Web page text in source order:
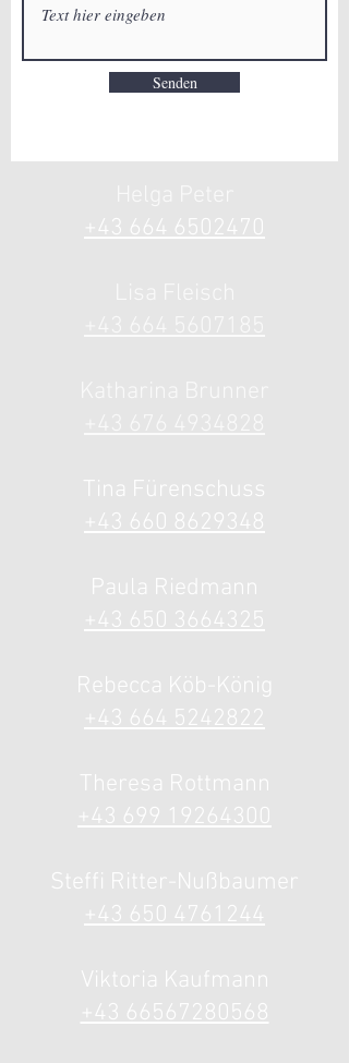
Senden
+43 664 6502470
Tina Fürenschuss
+43 660 8629348
Paula Riedmann
+43 650 3664325
Rebecca Köb-König
+43 664 5242822
Theresa Rottmann
+43 699 19264300
Steffi Ritter-Nußbaumer
+43 650 4761244
Viktoria Kaufmann
+43 66567280568